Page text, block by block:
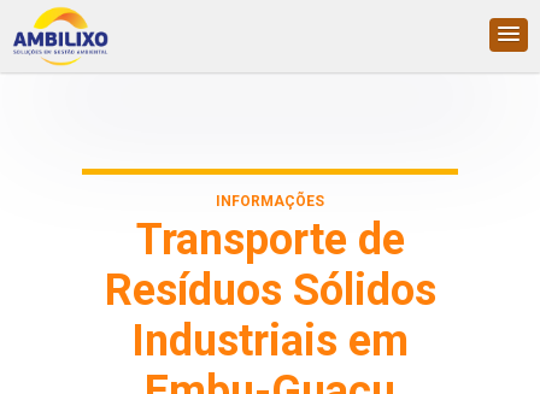
INFORMAÇÕES
Transporte de
Resíduos Sólidos
Industriais em